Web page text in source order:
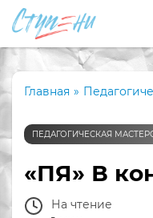
Главная »
ПЕДАГОГИЧЕСКАЯ
«ПЯ» В
На чтение